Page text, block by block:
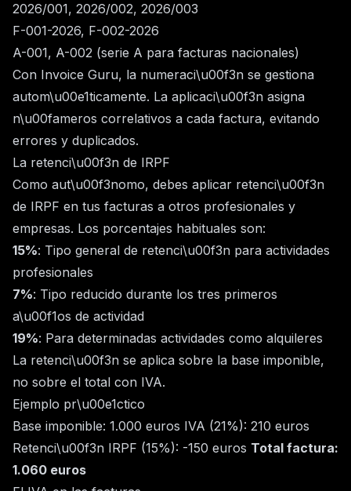
2026/001, 2026/002, 2026/003
F-001-2026, F-002-2026
A-001, A-002 (serie A para facturas nacionales)
Con Invoice Guru, la numeraci\u00f3n se gestiona
autom\u00e1ticamente. La aplicaci\u00f3n asigna
n\u00fameros correlativos a cada factura, evitando
errores y duplicados.
La retenci\u00f3n de IRPF
Como aut\u00f3nomo, debes aplicar retenci\u00f3n
de IRPF en tus facturas a otros profesionales y
empresas. Los porcentajes habituales son:
15%: Tipo general de retenci\u00f3n para actividades
profesionales
7%: Tipo reducido durante los tres primeros
a\u00f1os de actividad
19%: Para determinadas actividades como alquileres
La retenci\u00f3n se aplica sobre la base imponible,
no sobre el total con IVA.
Ejemplo pr\u00e1ctico
Base imponible: 1.000 euros IVA (21%): 210 euros
Retenci\u00f3n IRPF (15%): -150 euros Total factura:
1.060 euros